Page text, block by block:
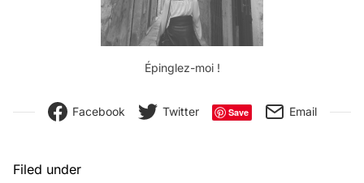
Épinglez-moi !
Facebook Twitter Save Email
Filed under